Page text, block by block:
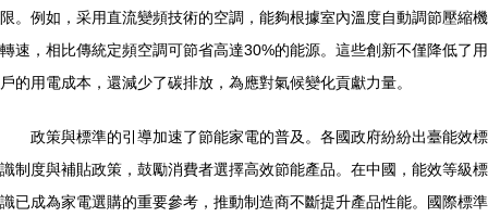
限。例如，采用直流變頻技術的空調，能夠根據室內溫度自動調節壓縮機
轉速，相比傳統定頻空調可節省高達30%的能源。這些創新不僅降低了用
戶的用電成本，還減少了碳排放，為應對氣候變化貢獻力量。
政策與標準的引導加速了節能家電的普及。各國政府紛紛出臺能效標
識制度與補貼政策，鼓勵消費者選擇高效節能產品。在中國，能效等級標
識已成為家電選購的重要參考，推動制造商不斷提升產品性能。國際標準